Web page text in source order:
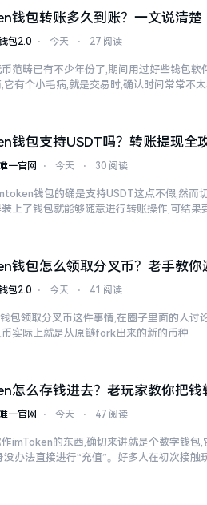
钱包转账多久到账？一文说清楚
包2.0 ⋅ 今天 ⋅ 27 阅读
范畴已有不少年份了,期间用过好些钱包
它有个小毛病,就是交易时,确认时间常常不
钱包支持USDT吗？转账提现全
一官网 ⋅ 今天 ⋅ 30 阅读
钱包的确是支持USDT这点不假,然而
上了钱包就能够随意进行转账操作,可结果
钱包怎么领取分叉币？老手教你
包2.0 ⋅ 今天 ⋅ 41 阅读
包领取分叉币这件事情,在圈子里面的人讨
实际上就是从原链fork出来的新的币种
怎么存钱进去？老玩家教你把钱
一官网 ⋅ 今天 ⋅ 47 阅读
imToken的东西,确切来讲就是个数字钱包
没办法直接进行“充值”。好多人在初次接触